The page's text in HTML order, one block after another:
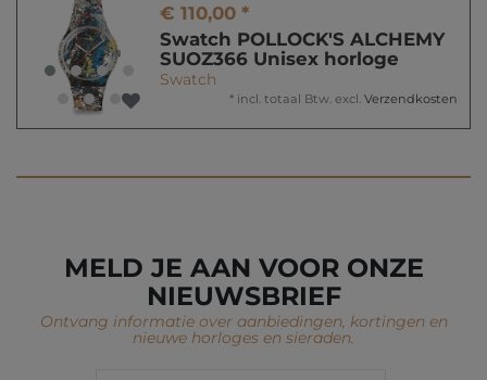
€ 110,00 *
Swatch POLLOCK'S ALCHEMY
SUOZ366 Unisex horloge
Swatch
* incl. totaal Btw. excl. Verzendkosten
MELD JE AAN VOOR ONZE
NIEUWSBRIEF
Ontvang informatie over aanbiedingen, kortingen en
nieuwe horloges en sieraden.